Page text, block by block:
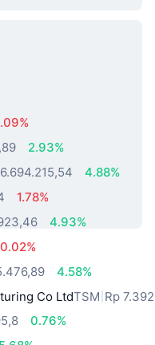
2.93%
4.88%
1.78%
4.93%
0.02%
4.58%
Co LtdTSM Rp
0.76%